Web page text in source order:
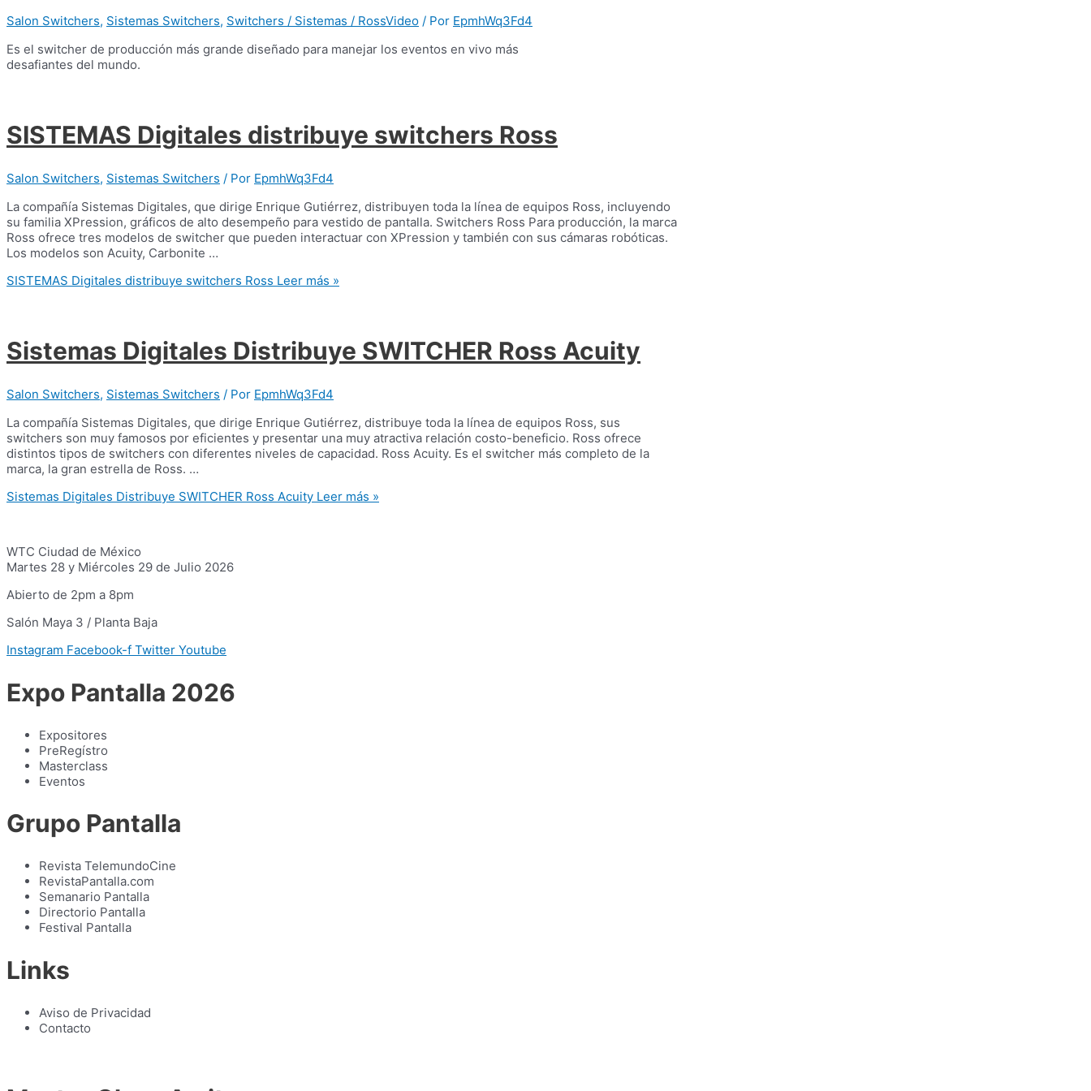
Salon Switchers, Sistemas Switchers, Switchers / Sistemas / RossVideo / Por EpmhWq3Fd4
Es el switcher de producción más grande diseñado para manejar los eventos en vivo más
desafiantes del mundo.
SISTEMAS Digitales distribuye switchers Ross
Salon Switchers, Sistemas Switchers / Por EpmhWq3Fd4
La compañía Sistemas Digitales, que dirige Enrique Gutiérrez, distribuyen toda la línea de equipos Ross, incluyendo
su familia XPression, gráficos de alto desempeño para vestido de pantalla. Switchers Ross Para producción, la marca
Ross ofrece tres modelos de switcher que pueden interactuar con XPression y también con sus cámaras robóticas.
Los modelos son Acuity, Carbonite …
SISTEMAS Digitales distribuye switchers Ross Leer más »
Sistemas Digitales Distribuye SWITCHER Ross Acuity
Salon Switchers, Sistemas Switchers / Por EpmhWq3Fd4
La compañía Sistemas Digitales, que dirige Enrique Gutiérrez, distribuye toda la línea de equipos Ross, sus
switchers son muy famosos por eficientes y presentar una muy atractiva relación costo-beneficio. Ross ofrece
distintos tipos de switchers con diferentes niveles de capacidad. Ross Acuity. Es el switcher más completo de la
marca, la gran estrella de Ross. …
Sistemas Digitales Distribuye SWITCHER Ross Acuity Leer más »
WTC Ciudad de México
Martes 28 y Miércoles 29 de Julio 2026
Abierto de 2pm a 8pm
Salón Maya 3 / Planta Baja
Instagram Facebook-f Twitter Youtube
Expo Pantalla 2026
Expositores
PreRegístro
Masterclass
Eventos
Grupo Pantalla
Revista TelemundoCine
RevistaPantalla.com
Semanario Pantalla
Directorio Pantalla
Festival Pantalla
Links
Aviso de Privacidad
Contacto